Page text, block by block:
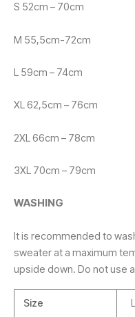
S 52cm – 70cm
M 55,5cm-72cm
L 59cm – 74cm
XL 62,5cm – 76cm
2XL 66cm – 78cm
3XL 70cm – 79cm
WASHING
It is recommended to
sweater at a maximum
upside down. Do not use
Size